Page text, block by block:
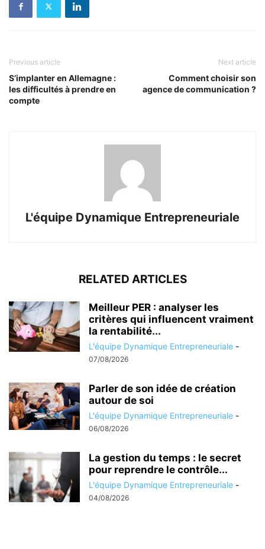
Previous article
S’implanter en Allemagne :
les difficultés à prendre en
compte
Next article
Comment choisir son
agence de communication ?
L'équipe Dynamique Entrepreneuriale
RELATED ARTICLES
Meilleur PER : analyser les
critères qui influencent vraiment
la rentabilité...
L'équipe Dynamique Entrepreneuriale -
07/08/2026
Parler de son idée de création
autour de soi
L'équipe Dynamique Entrepreneuriale -
06/08/2026
La gestion du temps : le secret
pour reprendre le contrôle...
L'équipe Dynamique Entrepreneuriale -
04/08/2026